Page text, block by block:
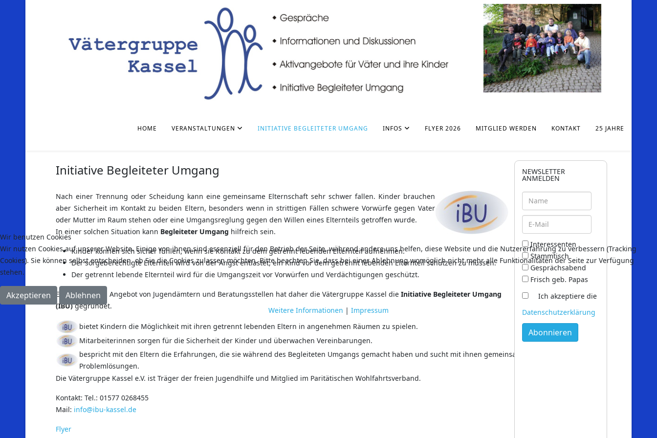
HOME VERANSTALTUNGEN INITIATIVE BEGLEITETER UMGANG INFOS FLYER 2026 MITGLIED WERDEN KONTAKT 25 JAHRE
Initiative Begleiteter Umgang
Nach einer Trennung oder Scheidung kann eine gemeinsame Elternschaft sehr schwer fallen. Kinder brauchen
aber Sicherheit im Kontakt zu beiden Eltern, besonders wenn in strittigen Fällen schwere Vorwürfe gegen Vater
oder Mutter im Raum stehen oder eine Umgangsreglung gegen den Willen eines Elternteils getroffen wurde.
In einer solchen Situation kann Begleiteter Umgang hilfreich sein.
Kinder können sich sicher fühlen, wenn sie Kontakt zu dem getrennt lebenden Elternteil aufnehmen.
Der sorgeberechtigte Elternteil wird von der Angst entlastet, ein Kind vor dem getrennt lebenden Elternteil schützen zu müssen.
Der getrennt lebende Elternteil wird für die Umgangszeit vor Vorwürfen und Verdächtigungen geschützt.
Ergänzend zum Angebot von Jugendämtern und Beratungsstellen hat daher die Vätergruppe Kassel die Initiative Begleiteter Umgang
(IBU)gegründet.
bietet Kindern die Möglichkeit mit ihren getrennt lebenden Eltern in angenehmen Räumen zu spielen.
Mitarbeiterinnen sorgen für die Sicherheit der Kinder und überwachen Vereinbarungen.
bespricht mit den Eltern die Erfahrungen, die sie während des Begleiteten Umgangs gemacht haben und sucht mit ihnen gemeinsam nach
Problemlösungen.
Die Vätergruppe Kassel e.V. ist Träger der freien Jugendhilfe und Mitglied im Paritätischen Wohlfahrtsverband.
Kontakt: Tel.: 01577 0268455
Mail: info@ibu-kassel.de
Flyer
NEWSLETTER
ANMELDEN
Interessenten
Stammtisch
Gesprächsabend
Frisch geb. Papas
Ich akzeptiere die
Datenschutzerklärung
Abonnieren
Wir benutzen Cookies
Wir nutzen Cookies auf unserer Website. Einige von ihnen sind essenziell für den Betrieb der Seite, während andere uns helfen, diese Website und die Nutzererfahrung zu verbessern (Tracking
Cookies). Sie können selbst entscheiden, ob Sie die Cookies zulassen möchten. Bitte beachten Sie, dass bei einer Ablehnung womöglich nicht mehr alle Funktionalitäten der Seite zur Verfügung
stehen.
Akzeptieren Ablehnen
Weitere Informationen | Impressum